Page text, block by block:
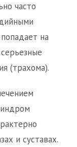
часто
на
(трахома).
и суставах.